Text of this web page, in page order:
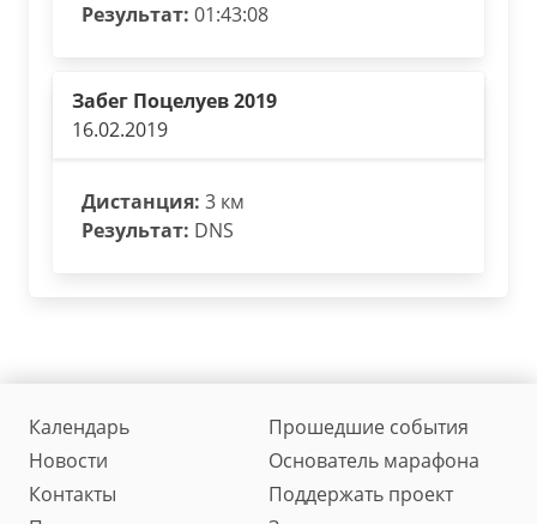
Результат: 01:43:08
Забег Поцелуев 2019
16.02.2019
Дистанция: 3 км
Результат: DNS
Календарь
Прошедшие события
Новости
Основатель марафона
Контакты
Поддержать проект